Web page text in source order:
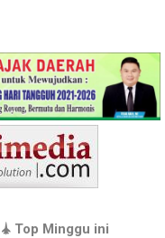
Top Minggu ini